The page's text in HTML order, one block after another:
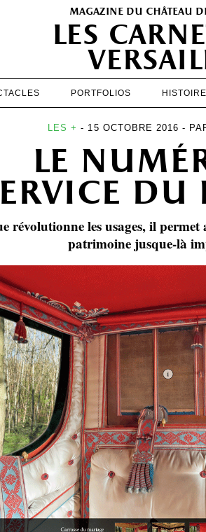
magazine du château
les
PORTFOLIOS
EXPOSITIONS
PATRIMOINE
SPECTACLES
PORTFOLIOS
HISTOIRE(S)
LES +
ABONNEMENT GRATUIT AU
LES + - 15 OCTOBRE 2016 -
le
du
révolutionne les usages, il
patrimoine jusque-là